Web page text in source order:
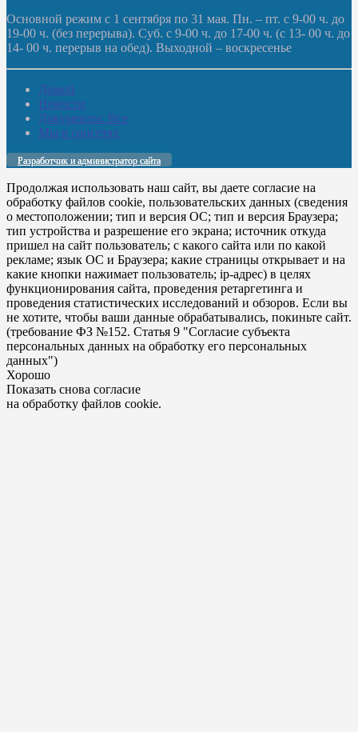
Основной режим с 1 сентября по 31 мая. Пн. – пт. с 9-00 ч. до
19-00 ч. (без перерыва). Суб. с 9-00 ч. до 17-00 ч. (с 13- 00 ч. до
14- 00 ч. перерыв на обед). Выходной – воскресенье
Домой
Новости
Документы. Все
Мы в соцсетях
Разработчик и администратор сайта
Продолжая использовать наш сайт, вы даете согласие на
обработку файлов cookie, пользовательских данных (сведения
о местоположении; тип и версия ОС; тип и версия Браузера;
тип устройства и разрешение его экрана; источник откуда
пришел на сайт пользователь; с какого сайта или по какой
рекламе; язык ОС и Браузера; какие страницы открывает и на
какие кнопки нажимает пользователь; ip-адрес) в целях
функционирования сайта, проведения ретаргетинга и
проведения статистических исследований и обзоров. Если вы
не хотите, чтобы ваши данные обрабатывались, покиньте сайт.
(требование ФЗ №152. Статья 9 "Согласие субъекта
персональных данных на обработку его персональных
данных")
Хорошо
Показать снова согласие
на обработку файлов cookie.